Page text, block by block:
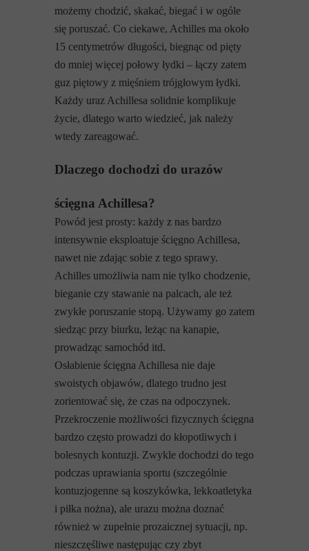
możemy chodzić, skakać, biegać i w ogóle
się poruszać. Co ciekawe, Achilles ma około
15 centymetrów długości, biegnąc od pięty
do mniej więcej połowy łydki – łączy zatem
guz piętowy z mięśniem trójgłowym łydki.
Każdy uraz Achillesa solidnie komplikuje
życie, dlatego warto wiedzieć, jak należy
wtedy zareagować.
Dlaczego dochodzi do urazów
ścięgna Achillesa?
Powód jest prosty: każdy z nas bardzo
intensywnie eksploatuje ścięgno Achillesa,
nawet nie zdając sobie z tego sprawy.
Achilles umożliwia nam nie tylko chodzenie,
bieganie czy stawanie na palcach, ale też
zwykłe poruszanie stopą. Używamy go zatem
siedząc przy biurku, leżąc na kanapie,
prowadząc samochód itd.
Osłabienie ścięgna Achillesa nie daje
swoistych objawów, dlatego trudno jest
zorientować się, że czas na odpoczynek.
Przekroczenie możliwości fizycznych ścięgna
bardzo często prowadzi do kłopotliwych i
bolesnych kontuzji. Zwykle dochodzi do tego
podczas uprawiania sportu (szczególnie
kontuzjogenne są koszykówka, lekkoatletyka
i piłka nożna), ale urazu można doznać
również w zupełnie prozaicznej sytuacji, np.
nieszczęśliwe następując czy zbyt